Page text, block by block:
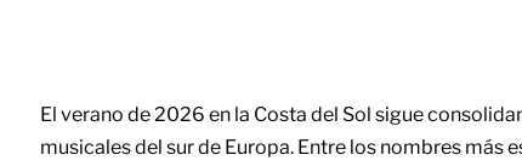
El verano de 2026 en la Costa del Sol sigue
musicales del sur de Europa. Entre los nombres